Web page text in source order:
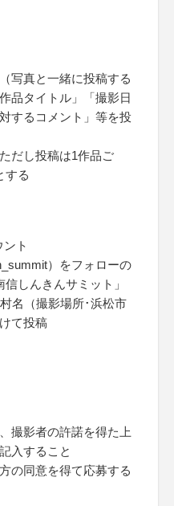
写真と一緒に投稿する
品タイトル」「撮影日
するコメント」等を投
だし投稿は1作品ご
する
ト
）をフォローの
しんきんサミット」
名（撮影場所･浜松市
て投稿
撮影者の許諾を得た上
入すること
の同意を得て応募する